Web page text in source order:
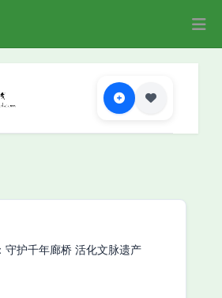
守护千年廊桥 活化文脉遗产